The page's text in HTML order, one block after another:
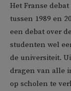
Het Franse
tussen 1989 en
een debat over
studenten wel
de universiteit.
dragen van alle
op scholen te